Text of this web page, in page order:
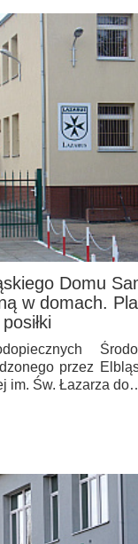
Domu
w domach.
przez
im. Św. Łazarza